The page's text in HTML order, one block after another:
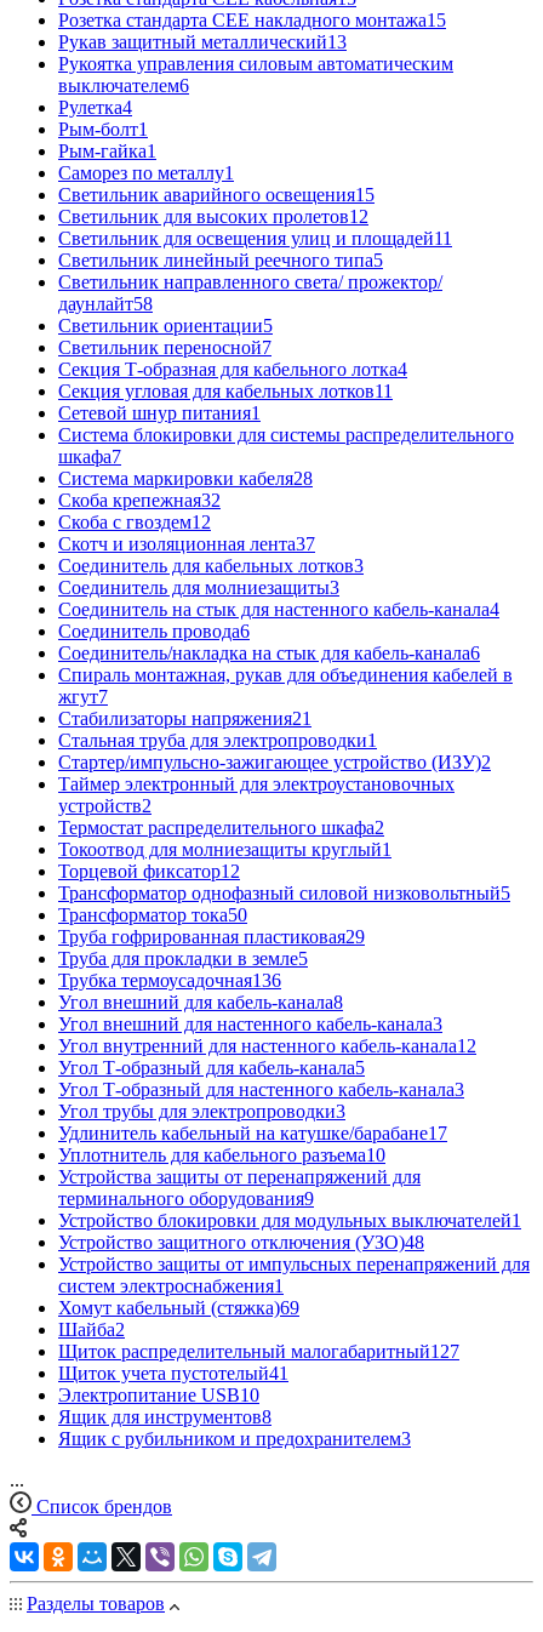
Розетка стандарта СЕЕ накладного монтажа15
Рукав защитный металлический13
Рукоятка управления силовым автоматическим
выключателем6
Рулетка4
Рым-болт1
Рым-гайка1
Саморез по металлу1
Светильник аварийного освещения15
Светильник для высоких пролетов12
Светильник для освещения улиц и площадей11
Светильник линейный реечного типа5
Светильник направленного света/ прожектор/
даунлайт58
Светильник ориентации5
Светильник переносной7
Секция Т-образная для кабельного лотка4
Секция угловая для кабельных лотков11
Сетевой шнур питания1
Система блокировки для системы распределительного
шкафа7
Система маркировки кабеля28
Скоба крепежная32
Скоба с гвоздем12
Скотч и изоляционная лента37
Соединитель для кабельных лотков3
Соединитель для молниезащиты3
Соединитель на стык для настенного кабель-канала4
Соединитель провода6
Соединитель/накладка на стык для кабель-канала6
Спираль монтажная, рукав для объединения кабелей в
жгут7
Стабилизаторы напряжения21
Стальная труба для электропроводки1
Стартер/импульсно-зажигающее устройство (ИЗУ)2
Таймер электронный для электроустановочных
устройств2
Термостат распределительного шкафа2
Токоотвод для молниезащиты круглый1
Торцевой фиксатор12
Трансформатор однофазный силовой низковольтный5
Трансформатор тока50
Труба гофрированная пластиковая29
Труба для прокладки в земле5
Трубка термоусадочная136
Угол внешний для кабель-канала8
Угол внешний для настенного кабель-канала3
Угол внутренний для настенного кабель-канала12
Угол Т-образный для кабель-канала5
Угол Т-образный для настенного кабель-канала3
Угол трубы для электропроводки3
Удлинитель кабельный на катушке/барабане17
Уплотнитель для кабельного разъема10
Устройства защиты от перенапряжений для
терминального оборудования9
Устройство блокировки для модульных выключателей1
Устройство защитного отключения (УЗО)48
Устройство защиты от импульсных перенапряжений для
систем электроснабжения1
Хомут кабельный (стяжка)69
Шайба2
Щиток распределительный малогабаритный127
Щиток учета пустотелый41
Электропитание USB10
Ящик для инструментов8
Ящик с рубильником и предохранителем3
...
Список брендов
Разделы товаров